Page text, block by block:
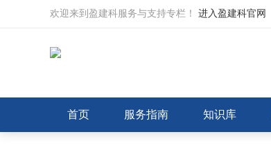
欢迎来到盈建科服务与支持专栏！ 进入盈建科官网
首页 服务指南 知识库
盈建科建模